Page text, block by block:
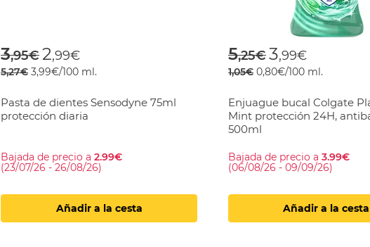
Price reduced from
3,95€to
2,99€
5,27€ 3,99€/100 ml.
Pasta de dientes Sensodyne 75ml
protección diaria
Bajada de precio a2.99€
(23/07/26 - 26/08/26)
Añadir a la cesta
Price reduced
5,25€to
3,99€
1,05€ 0,80€/100 ml.
Enjuague bucal Colgate
Mint protección 24H,
500ml
Bajada de precio a 3.99€
(06/08/26 - 09/09/26)
Añadir a la cesta